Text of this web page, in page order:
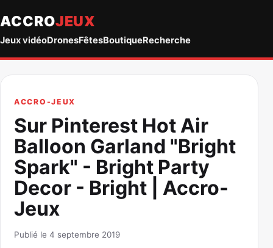
ACCROJEUX
Jeux vidéoDronesFêtesBoutiqueRecherche
ACCRO-JEUX
Sur Pinterest Hot Air
Balloon Garland "Bright
Spark" - Bright Party
Decor - Bright | Accro-
Jeux
Publié le 4 septembre 2019